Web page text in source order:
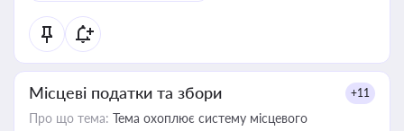
Місцеві податки та збори +11
Про що тема: Тема охоплює систему місцевого